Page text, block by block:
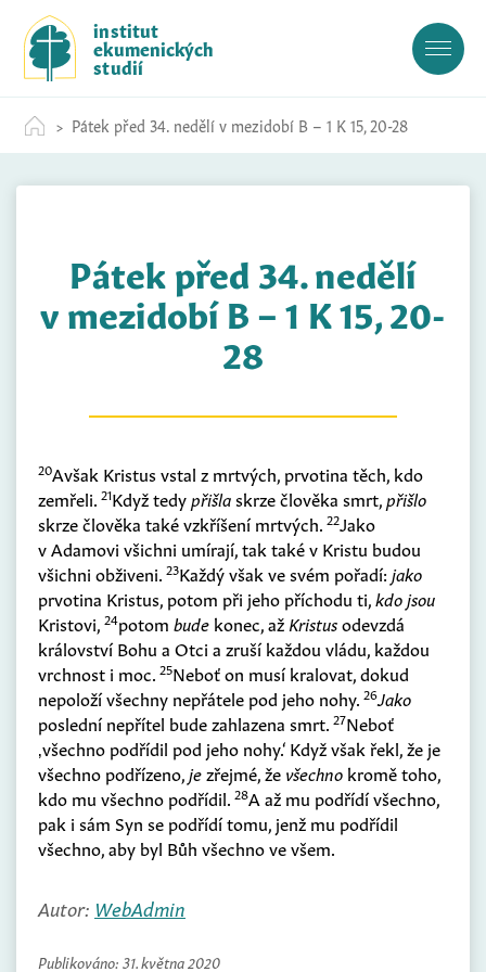
c
institut
ekumenických
studií
Pátek před 34. nedělí v mezidobí B – 1 K 15, 20-28
Pátek před 34. nedělí
v mezidobí B – 1 K 15, 20-
28
20Avšak Kristus vstal z mrtvých, prvotina těch, kdo
zemřeli. 21Když tedypřišlaskrze člověka smrt,přišlo
skrze člověka také vzkříšení mrtvých. 22Jako
v Adamovi všichni umírají, tak také v Kristu budou
všichni obživeni. 23Každý však ve svém pořadí: jako
prvotina Kristus, potom při jeho příchodu ti,kdo jsou
Kristovi, 24potom bude konec, až Kristusodevzdá
království Bohu a Otci a zruší každou vládu, každou
vrchnost i moc. 25Neboť on musí kralovat, dokud
nepoloží všechny nepřátele pod jeho nohy. 26Jako
poslední nepřítel bude zahlazena smrt. 27Neboť
‚všechno podřídil pod jeho nohy.‘ Když však řekl, že je
všechno podřízeno,jezřejmé, že všechno kromě toho,
kdo mu všechno podřídil. 28A až mu podřídí všechno,
pak i sám Syn se podřídí tomu, jenž mu podřídil
všechno, aby byl Bůh všechno ve všem.
Autor: WebAdmin
Publikováno: 31. května 2020